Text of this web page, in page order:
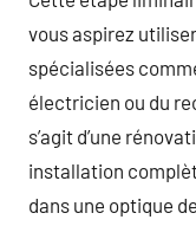
vous aspirez
spécialisées
électricien ou du
s’agit d’une
installation
dans une optique